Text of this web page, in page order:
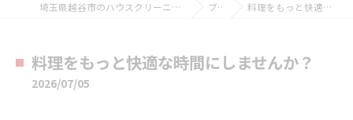
埼玉県越谷市のハウスクリーニングならおそうじ革命越谷大袋店 ブログ 料理をもっと快適な時間にしませんか？
料理をもっと快適な時間にしませんか？
2026/07/05